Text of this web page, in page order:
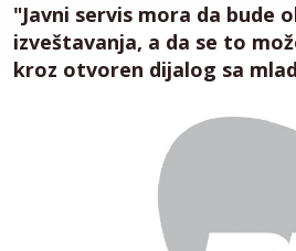
"Javni servis mora da bude
izveštavanja, a da se to
kroz otvoren dijalog sa